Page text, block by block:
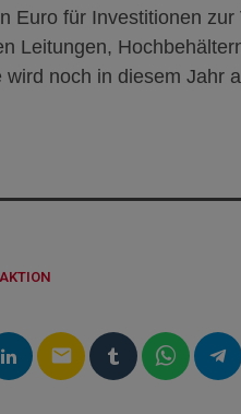
Euro für Investitionen zur
Leitungen,
wird noch in diesem Jahr
email